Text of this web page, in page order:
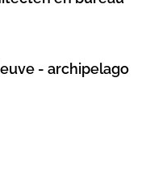
- archipelago